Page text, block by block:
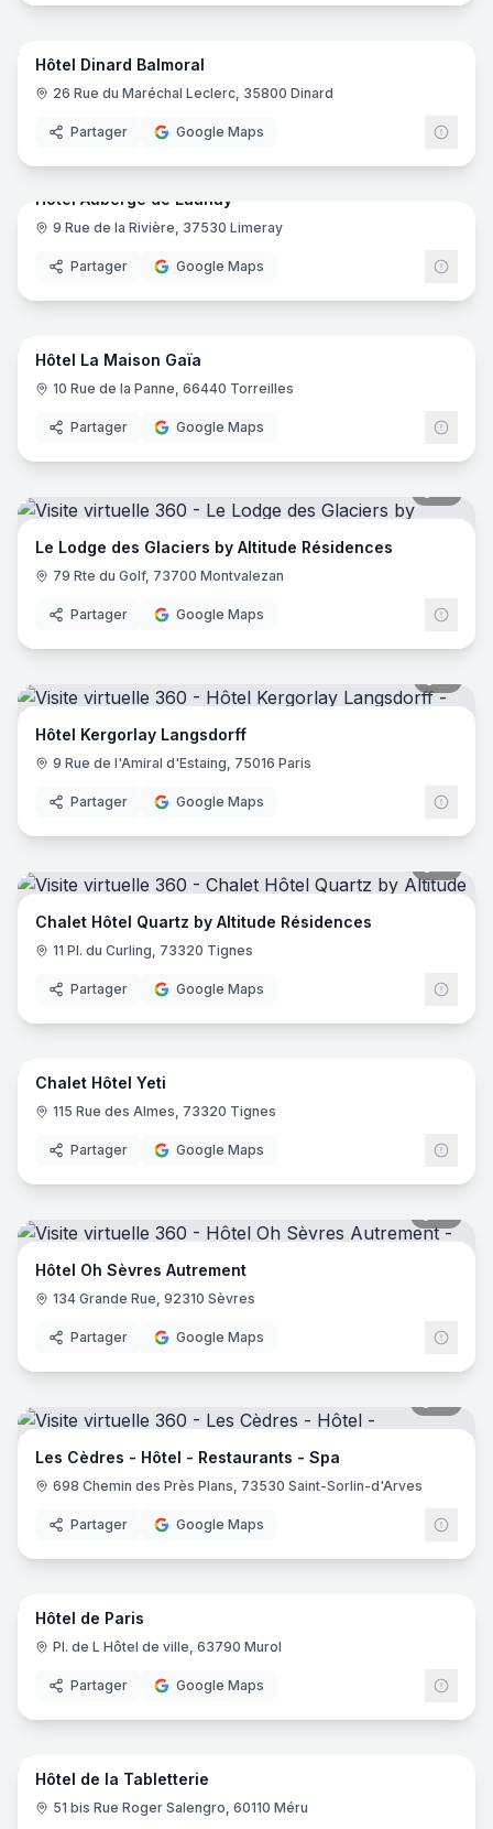
17
Hôtel Dinard Balmoral
26 Rue du Maréchal Leclerc, 35800 Dinard
Partager Google Maps
29
Hotel Auberge de Launay
9 Rue de la Rivière, 37530 Limeray
Partager Google Maps
23
Hôtel La Maison Gaïa
10 Rue de la Panne, 66440 Torreilles
Partager Google Maps
Le Lodge des Glaciers by Altitude Résidences
79 Rte du Golf, 73700 Montvalezan
Partager Google Maps
Hôtel Kergorlay Langsdorff
9 Rue de l'Amiral d'Estaing, 75016 Paris
Partager Google Maps
Chalet Hôtel Quartz by Altitude Résidences
11 Pl. du Curling, 73320 Tignes
Partager Google Maps
44
Chalet Hôtel Yeti
115 Rue des Almes, 73320 Tignes
Partager Google Maps
Hôtel Oh Sèvres Autrement
134 Grande Rue, 92310 Sèvres
Partager Google Maps
Les Cèdres - Hôtel - Restaurants - Spa
698 Chemin des Près Plans, 73530 Saint-Sorlin-d'Arves
Partager Google Maps
10
Hôtel de Paris
Pl. de L Hôtel de ville, 63790 Murol
Partager Google Maps
16
Hôtel de la Tabletterie
51 bis Rue Roger Salengro, 60110 Méru